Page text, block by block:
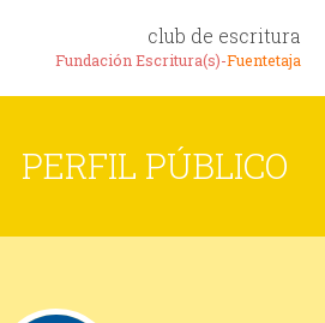
club de escritura
Fundación Escritura(s)-Fuentetaja
PERFIL PÚBLICO